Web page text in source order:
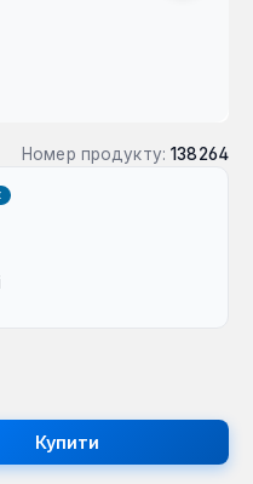
Номер продукту: 138264
потрібну
Купити